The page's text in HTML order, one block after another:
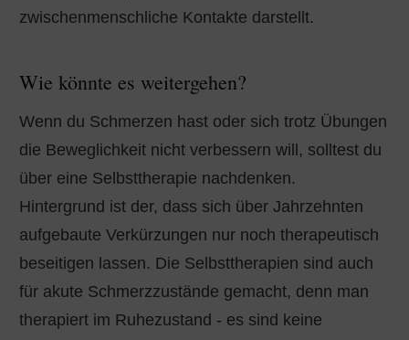
zwischenmenschliche Kontakte darstellt.
Wie könnte es weitergehen?
Wenn du Schmerzen hast oder sich trotz Übungen
die Beweglichkeit nicht verbessern will, solltest du
über eine Selbsttherapie nachdenken.
Hintergrund ist der, dass sich über Jahrzehnten
aufgebaute Verkürzungen nur noch therapeutisch
beseitigen lassen. Die Selbsttherapien sind auch
für akute Schmerzzustände gemacht, denn man
therapiert im Ruhezustand - es sind keine